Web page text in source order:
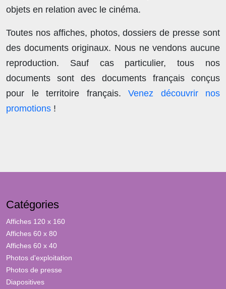
objets en relation avec le cinéma.
Toutes nos affiches, photos, dossiers de presse sont
des documents originaux. Nous ne vendons aucune
reproduction. Sauf cas particulier, tous nos
documents sont des documents français conçus
pour le territoire français. Venez découvrir nos
promotions !
Catégories
Affiches 120 x 160
Affiches 60 x 80
Affiches 60 x 40
Photos d'exploitation
Photos de presse
Diapositives